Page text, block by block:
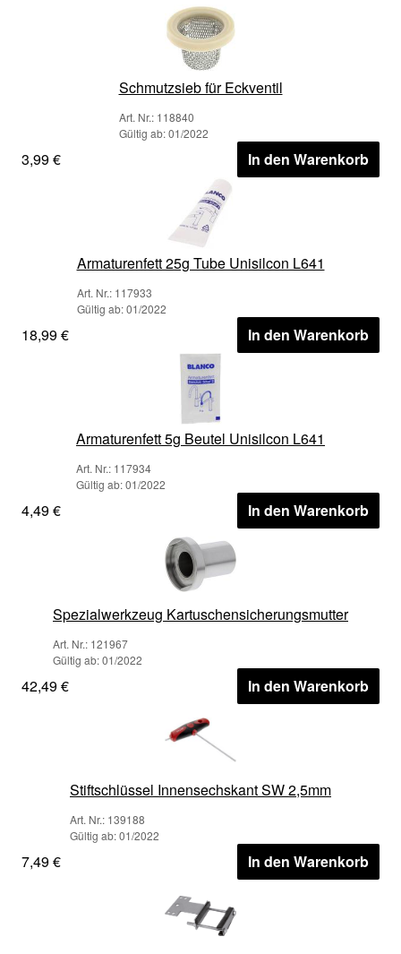
Schmutzsieb für Eckventil
Art. Nr.: 118840
Gültig ab: 01/2022
3,99 € In den Warenkorb
Armaturenfett 25g Tube Unisilcon L641
Art. Nr.: 117933
Gültig ab: 01/2022
18,99 € In den Warenkorb
Armaturenfett 5g Beutel Unisilcon L641
Art. Nr.: 117934
Gültig ab: 01/2022
4,49 € In den Warenkorb
Spezialwerkzeug Kartuschensicherungsmutter
Art. Nr.: 121967
Gültig ab: 01/2022
42,49 € In den Warenkorb
Stiftschlüssel Innensechskant SW 2,5mm
Art. Nr.: 139188
Gültig ab: 01/2022
7,49 € In den Warenkorb